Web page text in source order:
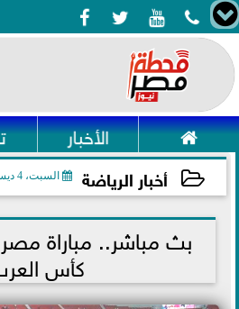
   
 الأخبار
أخبار الرياضة السبت، 4 ديسمبر 2021
2021-12-04 14:08:38بث مباشر.. مباراة
كأس